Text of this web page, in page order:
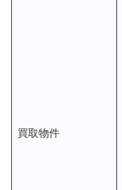
買取物件